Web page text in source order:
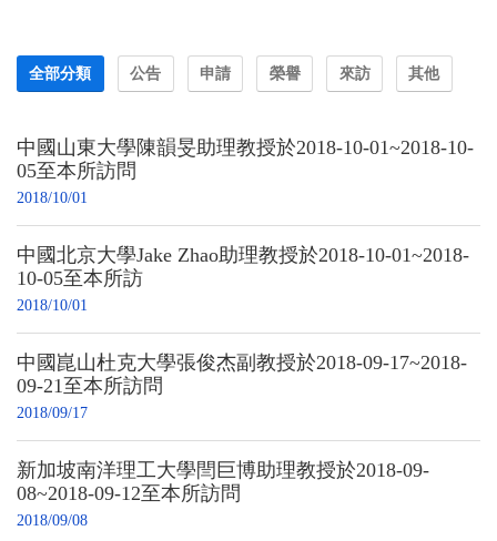
全部分類 公告 申請 榮譽 來訪 其他
中國山東大學陳韻旻助理教授於2018-10-01~2018-10-
05至本所訪問
2018/10/01
中國北京大學Jake Zhao助理教授於2018-10-01~2018-
10-05至本所訪
2018/10/01
中國崑山杜克大學張俊杰副教授於2018-09-17~2018-
09-21至本所訪問
2018/09/17
新加坡南洋理工大學閆巨博助理教授於2018-09-
08~2018-09-12至本所訪問
2018/09/08